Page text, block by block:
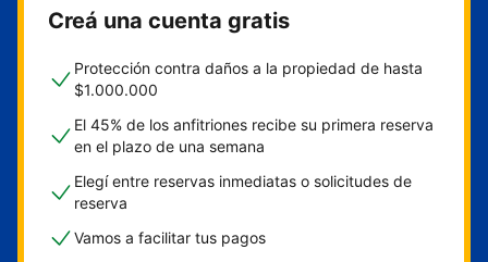
Creá una cuenta gratis
Protección contra daños a la propiedad de hasta
$1.000.000
El 45% de los anfitriones recibe su primera reserva
en el plazo de una semana
Elegí entre reservas inmediatas o solicitudes de
reserva
Vamos a facilitar tus pagos